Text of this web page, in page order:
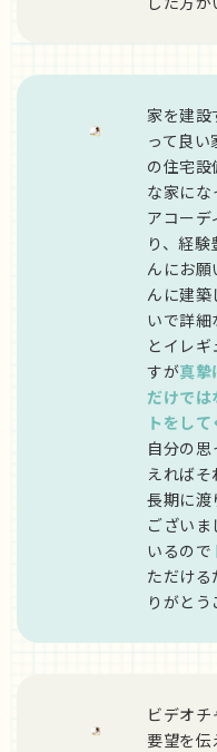
家を建設
って良い
の住宅設
な家にな
アコーデ
り、経
んにお願
んに建築
いで詳細
とイレギ
すが真摯
だけでは
トをして
自分の思
えれば
⾧期に渡
ござい
いるので
ただける
りがとう
ビデオチ
要望を伝